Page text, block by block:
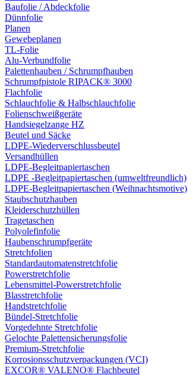
Baufolie / Abdeckfolie
Dünnfolie
Planen
Gewebeplanen
TL-Folie
Alu-Verbundfolie
Palettenhauben / Schrumpfhauben
Schrumpfpistole RIPACK® 3000
Flachfolie
Schlauchfolie & Halbschlauchfolie
Folienschweißgeräte
Handsiegelzange HZ
Beutel und Säcke
LDPE-Wiederverschlussbeutel
Versandhüllen
LDPE-Begleitpapiertaschen
LDPE -Begleitpapiertaschen (umweltfreundlich)
LDPE-Begleitpapiertaschen (Weihnachtsmotive)
Staubschutzhauben
Kleiderschutzhüllen
Tragetaschen
Polyolefinfolie
Haubenschrumpfgeräte
Stretchfolien
Standardautomatenstretchfolie
Powerstretchfolie
Lebensmittel-Powerstretchfolie
Blasstretchfolie
Handstretchfolie
Bündel-Stretchfolie
Vorgedehnte Stretchfolie
Gelochte Palettensicherungsfolie
Premium-Stretchfolie
Korrosionsschutzverpackungen (VCI)
EXCOR® VALENO® Flachbeutel